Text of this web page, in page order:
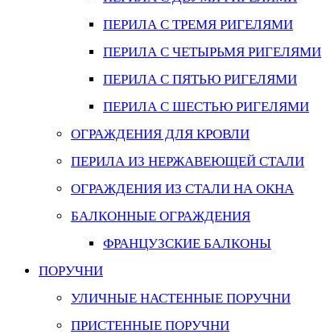
ПЕРИЛА С ТРЕМЯ РИГЕЛЯМИ
ПЕРИЛА С ЧЕТЫРЬМЯ РИГЕЛЯМИ
ПЕРИЛА С ПЯТЬЮ РИГЕЛЯМИ
ПЕРИЛА С ШЕСТЬЮ РИГЕЛЯМИ
ОГРАЖДЕНИЯ ДЛЯ КРОВЛИ
ПЕРИЛА ИЗ НЕРЖАВЕЮЩЕЙ СТАЛИ
ОГРАЖДЕНИЯ ИЗ СТАЛИ НА ОКНА
БАЛКОННЫЕ ОГРАЖДЕНИЯ
ФРАНЦУЗСКИЕ БАЛКОНЫ
ПОРУЧНИ
УЛИЧНЫЕ НАСТЕННЫЕ ПОРУЧНИ
ПРИСТЕННЫЕ ПОРУЧНИ